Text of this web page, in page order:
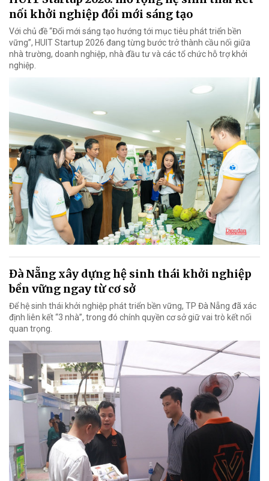
nối khởi nghiệp đổi mới sáng tạo
Với chủ đề “Đổi mới sáng tạo hướng tới mục tiêu phát triển bền
vững”, HUIT Startup 2026 đang từng bước trở thành cầu nối giữa
nhà trường, doanh nghiệp, nhà đầu tư và các tổ chức hỗ trợ khởi
nghiệp.
Đà Nẵng xây dựng hệ sinh thái khởi nghiệp
bền vững ngay từ cơ sở
Để hệ sinh thái khởi nghiệp phát triển bền vững, TP Đà Nẵng đã xác
định liên kết “3 nhà”, trong đó chính quyền cơ sở giữ vai trò kết nối
quan trọng.